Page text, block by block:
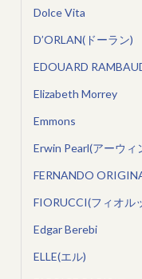
Dolce Vita
D’ORLAN(ドーラン)
EDOUARD
Elizabeth Morrey
Emmons
Erwin Pearl(アーウィ
FERNANDO
FIORUCCI(フィオル
Edgar Berebi
ELLE(エル)